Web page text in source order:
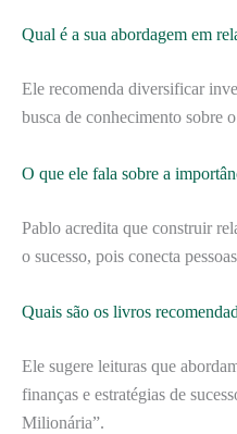
Qual é a sua abordagem em
Ele recomenda diversificar
busca de conhecimento sobre
O que ele fala sobre a
Pablo acredita que construir
o sucesso, pois conecta
Quais são os livros
Ele sugere leituras que
finanças e estratégias de
Milionária”.